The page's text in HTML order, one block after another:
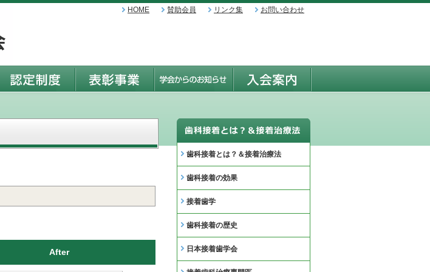
HOME 賛助会員 リンク集 お問い合わせ
After
歯科接着とは？＆接着治療法
歯科接着の効果
接着歯学
歯科接着の歴史
日本接着歯学会